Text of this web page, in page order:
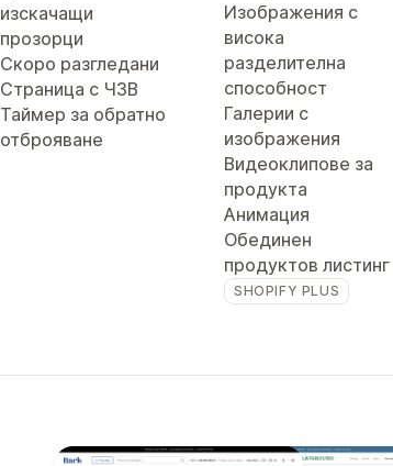
изскачащи
прозорци
Скоро разгледани
Страница с ЧЗВ
Таймер за обратно
отброяване
Изображения с
висока
разделителна
способност
Галерии с
изображения
Видеоклипове за
продукта
Анимация
Обединен
продуктов листинг
SHOPIFY PLUS